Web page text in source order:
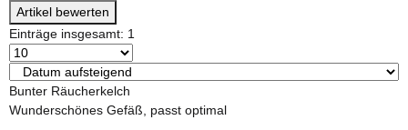
Artikel bewerten
Einträge insgesamt: 1
Bunter Räucherkelch
Wunderschönes Gefäß, passt optimal